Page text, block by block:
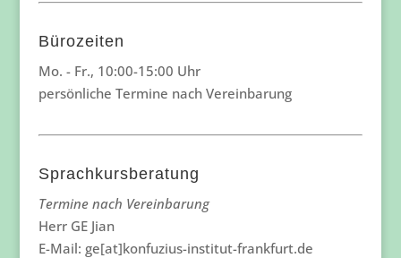
Bürozeiten
Mo. - Fr., 10:00-15:00 Uhr
persönliche Termine nach Vereinbarung
Sprachkursberatung
Termine nach Vereinbarung
Herr GE Jian
E-Mail: ge[at]konfuzius-institut-frankfurt.de